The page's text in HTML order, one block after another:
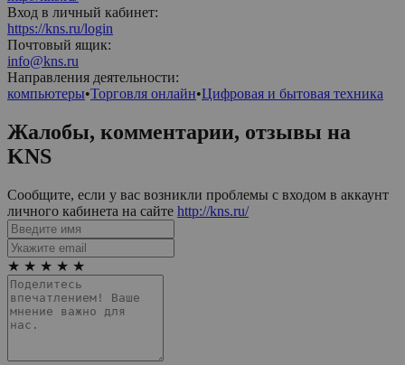
Вход в личный кабинет:
https://kns.ru/login
Почтовый ящик:
info@kns.ru
Направления деятельности:
компьютеры•Торговля онлайн•Цифровая и бытовая техника
Жалобы, комментарии, отзывы на
KNS
Сообщите, если у вас возникли проблемы с входом в аккаунт
личного кабинета на сайте http://kns.ru/
★ ★ ★ ★ ★